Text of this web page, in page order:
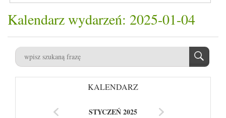
Kalendarz wydarzeń: 2025-01-04
KALENDARZ
STYCZEŃ 2025